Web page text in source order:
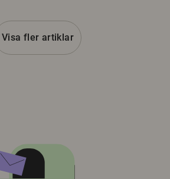
Visa fler artiklar